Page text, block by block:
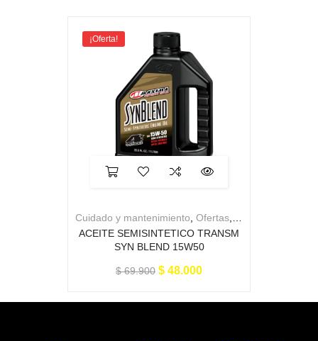
¡Oferta!
Cuidado y mantenimiento Ofertas
ACEITE SEMISINTETICO TRANSM
SYN BLEND 15W50
$69.900 $ 48.000